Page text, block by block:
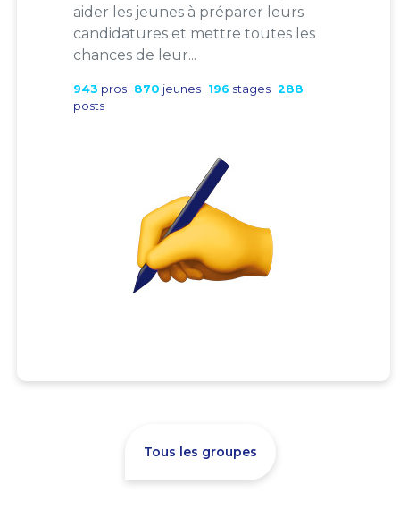
aider les jeunes à préparer leurs
candidatures et mettre toutes les
chances de leur...
943 pros 870 jeunes 196 stages 288
posts
Tous les groupes